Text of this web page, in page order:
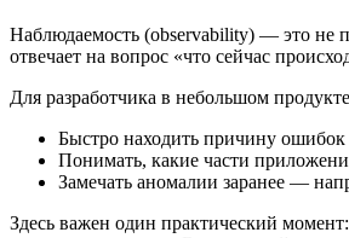
Наблюдаемость (observability) — это не
отвечает на вопрос «что сейчас
Для разработчика в небольшом
Быстро находить причину
Понимать, какие части
Замечать аномалии заранее —
Здесь важен один практический